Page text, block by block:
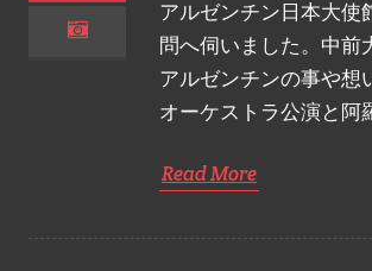
アルゼンチン日本大使
問へ伺いました。中前
アルゼンチンの事や想
オーケストラ公演と阿
Read More